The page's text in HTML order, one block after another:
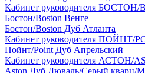
Кабинет руководителя БОСТОН/
Бостон/Boston Венге
Бостон/Boston Дуб Атланта
Кабинет руководителя ПОЙНТ/
Пойнт/Point Дуб Апрельский
Кабинет руководителя АСТОН/
Aston Дуб Дюваль/Серый кварц/